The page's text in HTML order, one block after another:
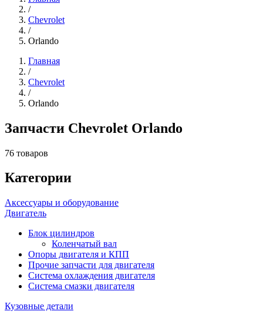
/
Chevrolet
/
Orlando
Главная
/
Chevrolet
/
Orlando
Запчасти Chevrolet Orlando
76 товаров
Категории
Аксессуары и оборудование
Двигатель
Блок цилиндров
Коленчатый вал
Опоры двигателя и КПП
Прочие запчасти для двигателя
Система охлаждения двигателя
Система смазки двигателя
Кузовные детали